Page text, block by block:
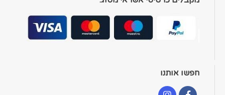
חפשו אותנו